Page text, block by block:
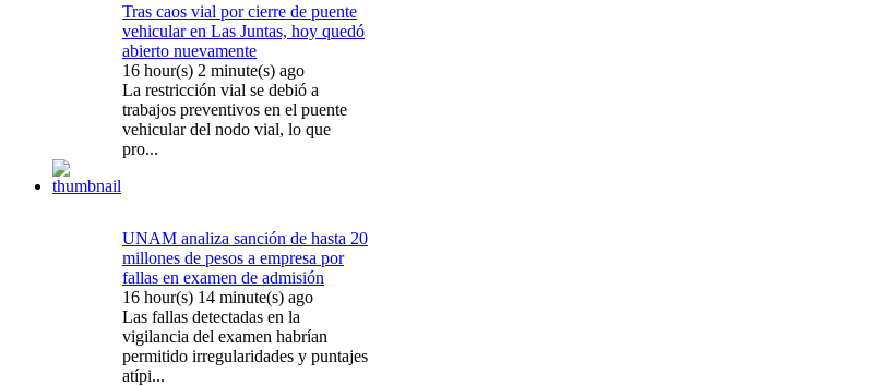
Tras caos vial por cierre de puente
vehicular en Las Juntas, hoy quedó
abierto nuevamente
16 hour(s) 2 minute(s) ago
La restricción vial se debió a
trabajos preventivos en el puente
vehicular del nodo vial, lo que
pro...
UNAM analiza sanción de hasta 20
millones de pesos a empresa por
fallas en examen de admisión
16 hour(s) 14 minute(s) ago
Las fallas detectadas en la
vigilancia del examen habrían
permitido irregularidades y puntajes
atípi...